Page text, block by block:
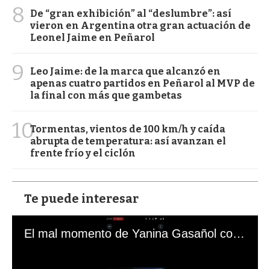
8
De “gran exhibición” al “deslumbre”: así
vieron en Argentina otra gran actuación de
Leonel Jaime en Peñarol
9
Leo Jaime: de la marca que alcanzó en
apenas cuatro partidos en Peñarol al MVP de
la final con más que gambetas
10Tormentas, vientos de 100 km/h y caída
abrupta de temperatura: así avanzan el
frente frío y el ciclón
Te puede interesar
El mal momento de Yanina Gasañol con un hincha argentino en "Subrayado"